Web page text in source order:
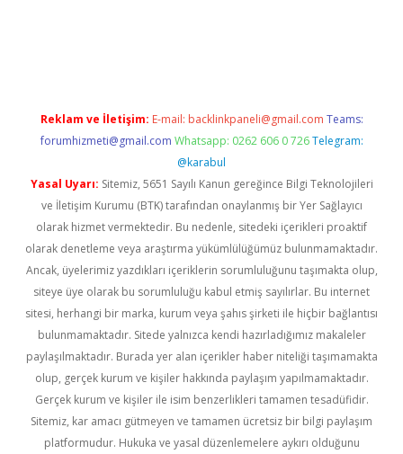
Reklam ve İletişim: E-mail: backlinkpaneli@gmail.com Teams:
forumhizmeti@gmail.com Whatsapp: 0262 606 0 726 Telegram:
@karabul
Yasal Uyarı: Sitemiz, 5651 Sayılı Kanun gereğince Bilgi Teknolojileri
ve İletişim Kurumu (BTK) tarafından onaylanmış bir Yer Sağlayıcı
olarak hizmet vermektedir. Bu nedenle, sitedeki içerikleri proaktif
olarak denetleme veya araştırma yükümlülüğümüz bulunmamaktadır.
Ancak, üyelerimiz yazdıkları içeriklerin sorumluluğunu taşımakta olup,
siteye üye olarak bu sorumluluğu kabul etmiş sayılırlar. Bu internet
sitesi, herhangi bir marka, kurum veya şahıs şirketi ile hiçbir bağlantısı
bulunmamaktadır. Sitede yalnızca kendi hazırladığımız makaleler
paylaşılmaktadır. Burada yer alan içerikler haber niteliği taşımamakta
olup, gerçek kurum ve kişiler hakkında paylaşım yapılmamaktadır.
Gerçek kurum ve kişiler ile isim benzerlikleri tamamen tesadüfidir.
Sitemiz, kar amacı gütmeyen ve tamamen ücretsiz bir bilgi paylaşım
platformudur. Hukuka ve yasal düzenlemelere aykırı olduğunu